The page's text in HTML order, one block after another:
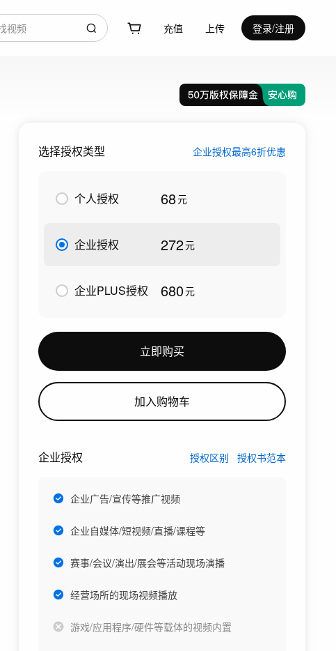
充值 上传 登录/注册
选择授权类型 企业授权最高6折优惠
个人授权 68元
企业授权 272元
企业PLUS授权 680元
立即购买
加入购物车
企业授权 授权区别 授权书范本
企业广告/宣传等推广视频
企业自媒体/短视频/直播/课程等
赛事/会议/演出/展会等活动现场演播
经营场所的现场视频播放
游戏/应用程序/硬件等载体的视频内置